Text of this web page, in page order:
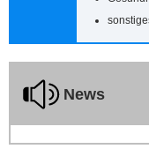
News